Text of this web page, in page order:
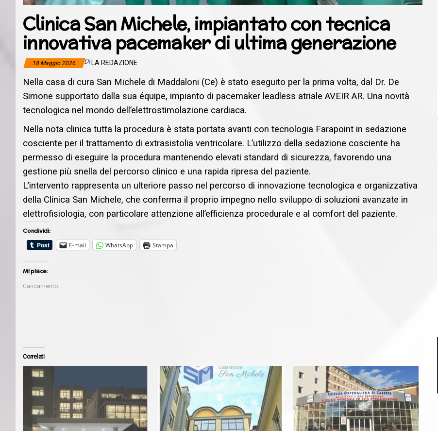
Clinica San Michele, impiantato con tecnica
innovativa pacemaker di ultima generazione
18 Maggio 2026 Di LA REDAZIONE
Nella casa di cura San Michele di Maddaloni (Ce) è stato eseguito per la prima volta, dal Dr. De
Simone supportato dalla sua équipe, impianto di pacemaker leadless atriale AVEIR AR. Una novità
tecnologica nel mondo dell’elettrostimolazione cardiaca.
Nella nota clinica tutta la procedura è stata portata avanti con tecnologia Farapoint in sedazione
cosciente per il trattamento di extrasistolia ventricolare. L’utilizzo della sedazione cosciente ha
permesso di eseguire la procedura mantenendo elevati standard di sicurezza, favorendo una
gestione più snella del percorso clinico e una rapida ripresa del paziente.
L’intervento rappresenta un ulteriore passo nel percorso di innovazione tecnologica e organizzativa
della Clinica San Michele, che conferma il proprio impegno nello sviluppo di soluzioni avanzate in
elettrofisiologia, con particolare attenzione all’efficienza procedurale e al comfort del paziente.
Condividi:
E-mail
WhatsApp Stampa
Mi piace:
Caricamento...
Correlati